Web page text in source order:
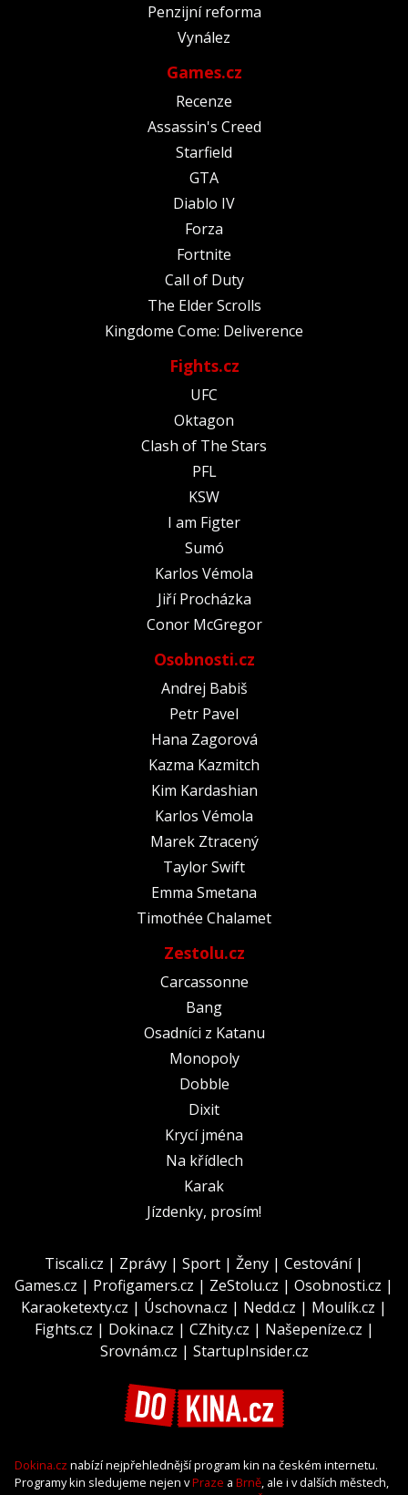
Penzijní reforma
Vynález
Games.cz
Recenze
Assassin's Creed
Starfield
GTA
Diablo IV
Forza
Fortnite
Call of Duty
The Elder Scrolls
Kingdome Come: Deliverence
Fights.cz
UFC
Oktagon
Clash of The Stars
PFL
KSW
I am Figter
Sumó
Karlos Vémola
Jiří Procházka
Conor McGregor
Osobnosti.cz
Andrej Babiš
Petr Pavel
Hana Zagorová
Kazma Kazmitch
Kim Kardashian
Karlos Vémola
Marek Ztracený
Taylor Swift
Emma Smetana
Timothée Chalamet
Zestolu.cz
Carcassonne
Bang
Osadníci z Katanu
Monopoly
Dobble
Dixit
Krycí jména
Na křídlech
Karak
Jízdenky, prosím!
Tiscali.cz | Zprávy | Sport | Ženy | Cestování|
Games.cz | Profigamers.cz | ZeStolu.cz | Osobnosti.cz |
Karaoketexty.cz | Úschovna.cz | Nedd.cz | Moulík.cz |
Fights.cz | Dokina.cz | CZhity.cz | Našepeníze.cz |
Srovnám.cz | StartupInsider.cz
Dokina.cz nabízí nejpřehlednější program kin na českém internetu.
Programy kin sledujeme nejen vPraze a Brně, ale i v dalších městech,